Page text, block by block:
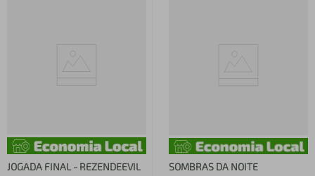
JOGADA FINAL - REZENDEEVIL SOMBRAS DA NOITE